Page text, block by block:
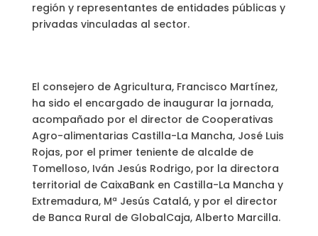
región y representantes de entidades públicas y
privadas vinculadas al sector.
El consejero de Agricultura, Francisco Martínez,
ha sido el encargado de inaugurar la jornada,
acompañado por el director de Cooperativas
Agro-alimentarias Castilla-La Mancha, José Luis
Rojas, por el primer teniente de alcalde de
Tomelloso, Iván Jesús Rodrigo, por la directora
territorial de CaixaBank en Castilla-La Mancha y
Extremadura, Mª Jesús Catalá, y por el director
de Banca Rural de GlobalCaja, Alberto Marcilla.